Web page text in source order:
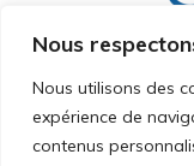
Nous
Nous utilisons des
expérience de
contenus